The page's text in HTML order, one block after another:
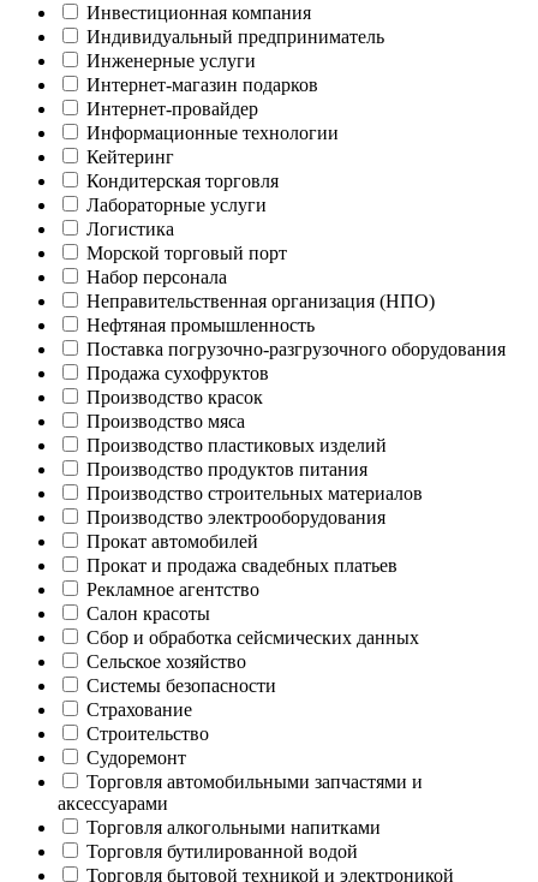
Инвестиционная компания
Индивидуальный предприниматель
Инженерные услуги
Интернет-магазин подарков
Интернет-провайдер
Информационные технологии
Кейтеринг
Кондитерская торговля
Лабораторные услуги
Логистика
Морской торговый порт
Набор персонала
Неправительственная организация (НПО)
Нефтяная промышленность
Поставка погрузочно-разгрузочного оборудования
Продажа сухофруктов
Производство красок
Производство мяса
Производство пластиковых изделий
Производство продуктов питания
Производство строительных материалов
Производство электрооборудования
Прокат автомобилей
Прокат и продажа свадебных платьев
Рекламное агентство
Салон красоты
Сбор и обработка сейсмических данных
Сельское хозяйство
Системы безопасности
Страхование
Строительство
Судоремонт
Торговля автомобильными запчастями и
аксессуарами
Торговля алкогольными напитками
Торговля бутилированной водой
Торговля бытовой техникой и электроникой